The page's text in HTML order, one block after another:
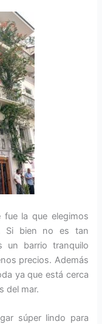
fue la que elegimos
Si bien no es tan
un barrio tranquilo
precios. Además
ya que está cerca
del mar.
súper lindo para